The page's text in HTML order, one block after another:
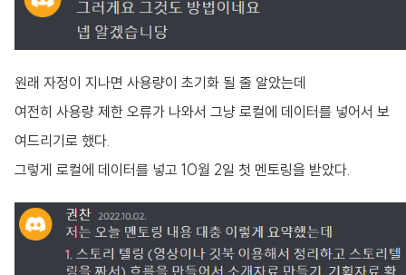
원래 자정이 지나면 사용량이 초기화 될 줄 알았는데
여전히 사용량 제한 오류가 나와서 그냥 로컬에 데이터를 넣어서 보
여드리기로 했다.
그렇게 로컬에 데이터를 넣고 10월 2일 첫 멘토링을 받았다.